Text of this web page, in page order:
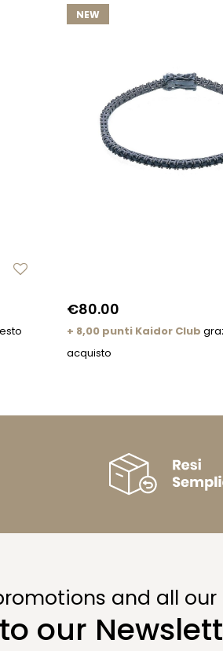
NEW
€80.00
+ 8,00 punti Kaidor Club
acquisto
and all our
our